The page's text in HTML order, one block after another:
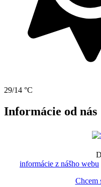
29/14 °C
Informácie od nás
informácie z nášho webu
Chcem